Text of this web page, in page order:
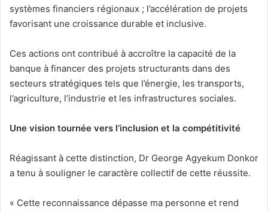
systèmes financiers régionaux ; l’accélération de projets
favorisant une croissance durable et inclusive.
Ces actions ont contribué à accroître la capacité de la
banque à financer des projets structurants dans des
secteurs stratégiques tels que l’énergie, les transports,
l’agriculture, l’industrie et les infrastructures sociales.
Une vision tournée vers l’inclusion et la compétitivité
Réagissant à cette distinction, Dr George Agyekum Donkor
a tenu à souligner le caractère collectif de cette réussite.
« Cette reconnaissance dépasse ma personne et rend